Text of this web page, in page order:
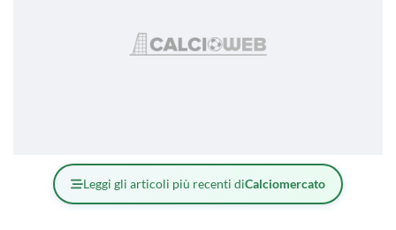
Leggi gli articoli più recenti diCalciomercato